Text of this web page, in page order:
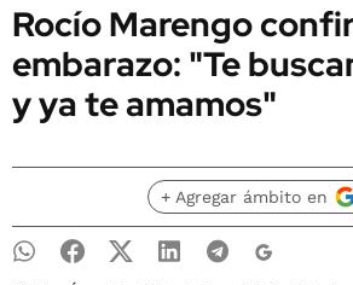
Rocío Marengo
embarazo: "Te
y ya te amamos"
+ Agregar ámbito en